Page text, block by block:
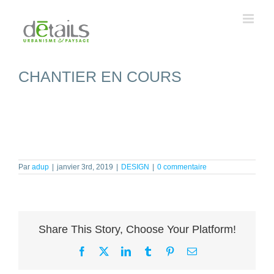
CHANTIER EN COURS
Par adup | janvier 3rd, 2019 | DESIGN | 0 commentaire
Share This Story, Choose Your Platform!
Facebook LinkedInTumblr PinterestEmail